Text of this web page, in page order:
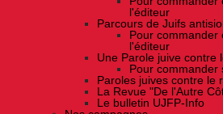
l'éditeur
Parcours de Juifs
Pour commander
l'éditeur
Une Parole juive contre
Pour commander
Paroles juives contre le
La Revue "De l'Autre
Le bulletin UJFP-Info